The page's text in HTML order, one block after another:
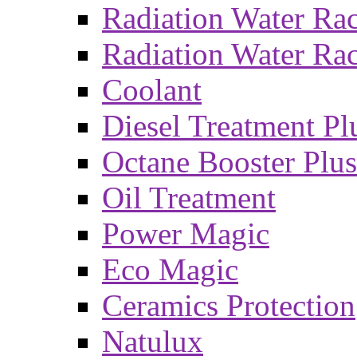
Radiation Water
Radiation Water
Coolant
Diesel Treatment
Octane Booster Plus
Oil Treatment
Power Magic
Eco Magic
Ceramics Protection
Natulux